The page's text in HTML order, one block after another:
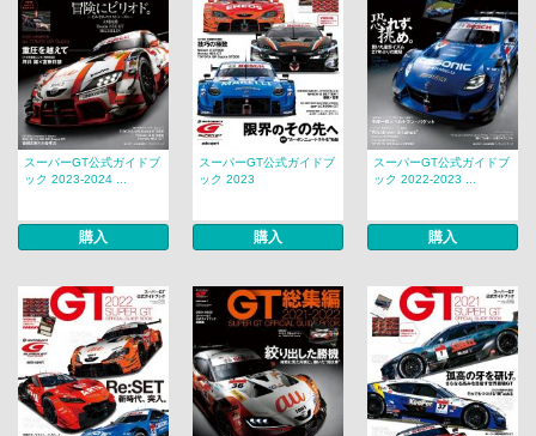
スーパーGT公式ガイドブ
ック 2023-2024 ...
購入
スーパーGT公式ガイドブ
ック 2023
購入
スーパーGT公式ガイドブ
ック 2022-2023 ...
購入